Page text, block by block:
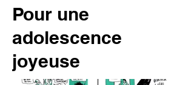
Pour une
adolescence
joyeuse